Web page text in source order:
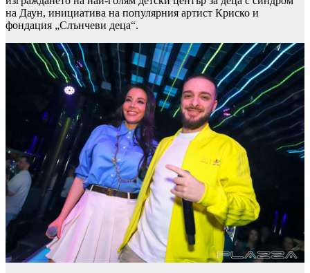
на Даун, инициатива на популярния артист Криско и
фондация „Слънчеви деца“.